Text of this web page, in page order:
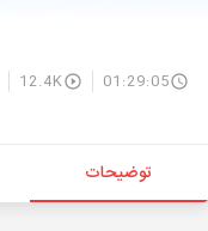
01:29:05
12.4K
توضیحات